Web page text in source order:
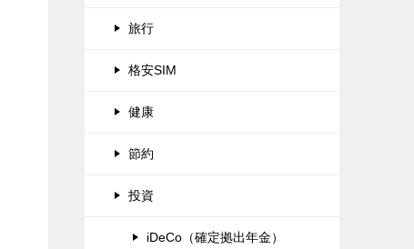
旅行
格安SIM
健康
節約
投資
iDeCo（確定拠出年金）